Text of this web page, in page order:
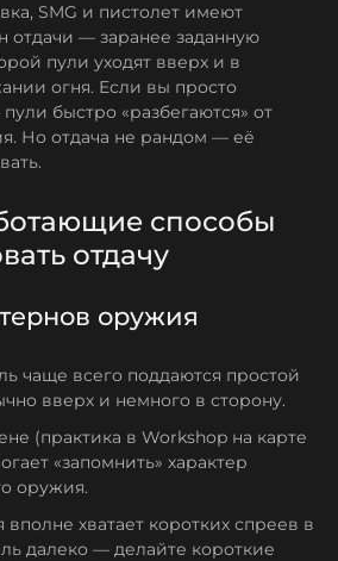
Recoil
и техники
попытке «убрать отдачу»
стрельбы
доведите контроль отдачи
SMG и пистолет имеют
отдачи — заранее заданную
пули уходят вверх и в
огня. Если вы просто
быстро «разбегаются» от
Но отдача не рандом — её
способы
отдачу
оружия
чаще всего поддаются простой
вверх и немного в сторону.
(практика в Workshop на карте
«запомнить» характер
оружия.
хватает коротких спреев в
далеко — делайте короткие